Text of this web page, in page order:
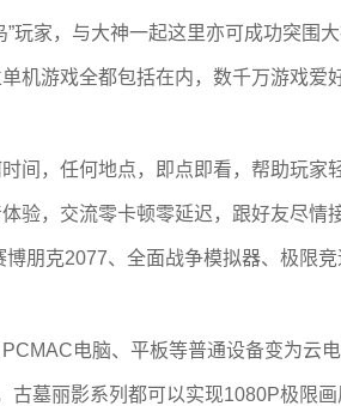
玩家，与大神一起这里亦可成功突围大
机游戏全都包括在内，数千万游戏爱
间，任何地点，即点即看，帮助玩家
验，交流零卡顿零延迟，跟好友尽情
朋克2077、全面战争模拟器、极限竞
电脑、平板等普通设备变为云电
古墓丽影系列都可以实现1080P极限画